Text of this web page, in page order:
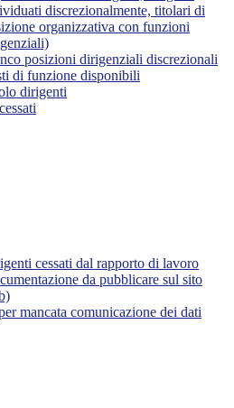
discrezionalmente, titolari di
organizzativa con funzioni
posizioni dirigenziali discrezionali
di funzione disponibili
dirigenti
cessati dal rapporto di lavoro
da pubblicare sul sito
mancata comunicazione dei dati